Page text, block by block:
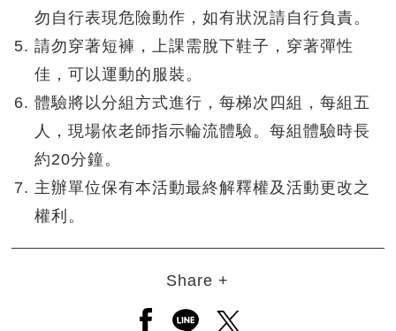
勿自行表現危險動作，如有狀況請自行負責。
請勿穿著短褲，上課需脫下鞋子，穿著彈性
佳，可以運動的服裝。
體驗將以分組方式進行，每梯次四組，每組五
人，現場依老師指示輪流體驗。每組體驗時長
約20分鐘。
主辦單位保有本活動最終解釋權及活動更改之
權利。
Share +
另開新視窗分享至facebook
另開新視窗分享至line
另開新視窗分享至